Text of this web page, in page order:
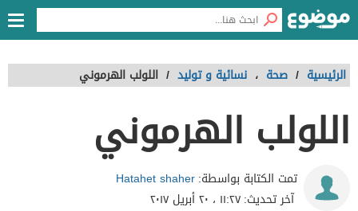
الرئيسية / صحة ، نسائية و توليد / اللولب الهرموني
اللولب الهرموني
تمت الكتابة بواسطة:Hatahet shaher
آخر تحديث:١١:٢٧ ، ٢٠ أبريل ٢٠١٧